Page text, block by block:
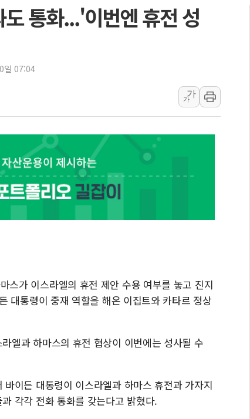
李 대통령, '6시간 마라톤 부동산 2차 회의' 주재
트럼프, 中 겨냥 폴리실리콘 관세 15% 부과…美
남동발전, 해남군에 국내 최대 규모 400MW 태양
[인도증시] 중동 불안 속 유가 상승에 소폭 하락...
황희 '폐버스 청년주택' SNS 글 역풍에 "정부정책
폭염 누그러지고 가뭄 숙지나...경북동해안권 8~9
사우디·튀르키예·파키스탄, '공동방위협정' 체결
신길동 신축도 3.3㎡당 7250만원…써밋 클라비온
용산공원·그린벨트로 또 충돌…반복되는 국토부-
통화...'이번엔 휴전 성
일 07:04
가
가
스가 이스라엘의 휴전 제안 수용 여부를 놓고 진지
대통령이 중재 역할을 해온 이집트와 카타르 정상
엘과 하마스의 휴전 협상이 이번에는 성사될 수
이든 대통령이 이스라엘과 하마스 휴전과 가자지
각각 전화 통화를 갖는다고 밝혔다.